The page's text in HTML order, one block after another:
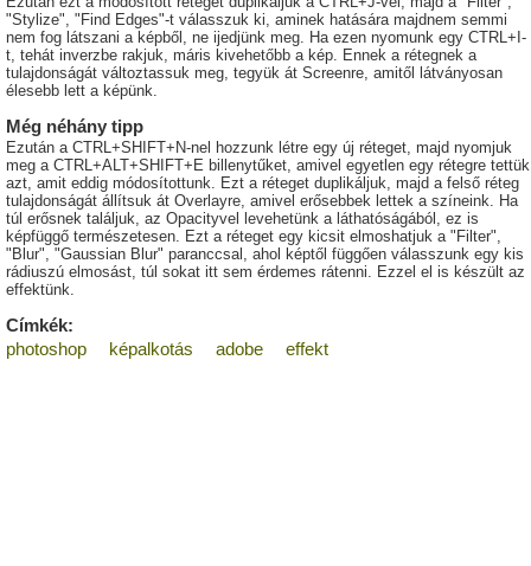
"Stylize", "Find Edges"-t válasszuk ki, aminek hatására majdnem semmi
nem fog látszani a képből, ne ijedjünk meg. Ha ezen nyomunk egy CTRL+I-
t, tehát inverzbe rakjuk, máris kivehetőbb a kép. Ennek a rétegnek a
tulajdonságát változtassuk meg, tegyük át Screenre, amitől látványosan
élesebb lett a képünk.
Még néhány tipp
Ezután a CTRL+SHIFT+N-nel hozzunk létre egy új réteget, majd nyomjuk
meg a CTRL+ALT+SHIFT+E billenytűket, amivel egyetlen egy rétegre tettük
azt, amit eddig módosítottunk. Ezt a réteget duplikáljuk, majd a felső réteg
tulajdonságát állítsuk át Overlayre, amivel erősebbek lettek a színeink. Ha
túl erősnek találjuk, az Opacityvel levehetünk a láthatóságából, ez is
képfüggő természetesen. Ezt a réteget egy kicsit elmoshatjuk a "Filter",
"Blur", "Gaussian Blur" paranccsal, ahol képtől függően válasszunk egy kis
rádiuszú elmosást, túl sokat itt sem érdemes rátenni. Ezzel el is készült az
effektünk.
Címkék:
photoshop
képalkotás adobe effekt